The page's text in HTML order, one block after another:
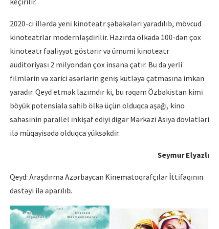
2020-ci illərdə yeni kinoteatr şəbəkələri yaradılıb, mövcud
kinoteatrlar modernləşdirilir. Hazırda ölkədə 100-dən çox
kinoteatr fəaliyyət göstərir və ümumi kinoteatr
auditoriyası 2 milyondan çox insana çatır. Bu da yerli
filmlərin və xarici əsərlərin geniş kütləyə çatmasına imkan
yaradır. Qeyd etmək lazımdır ki, bu rəqəm Özbəkistan kimi
böyük potensiala sahib ölkə üçün olduqca aşağı, kino
sahəsinin parallel inkişaf ediyi digər Mərkəzi Asiya dövlətləri
ilə müqayisədə olduqca yüksəkdir.
Seymur Elyazlı
Qeyd: Araşdırma Azərbaycan Kinematoqrafçılar İttifaqının
dəstəyi ilə aparılıb.